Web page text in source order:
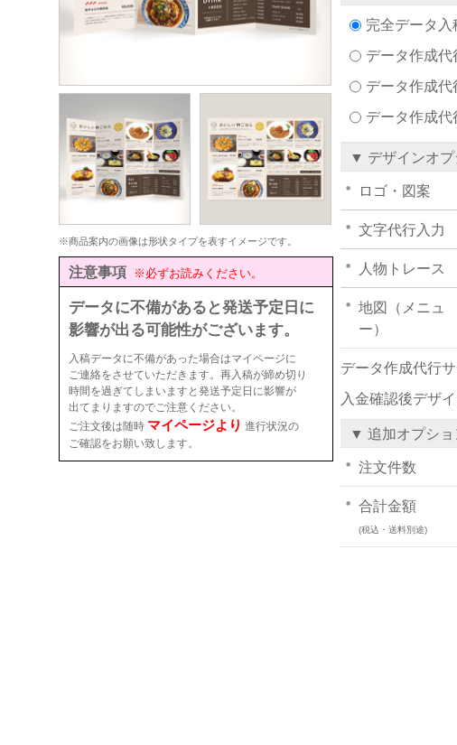
※商品案内の画像は形状タイプを表すイメージです。
注意事項 ※必ずお読みください。
データに不備があると発送予定日に
影響が出る可能性がございます。
入稿データに不備があった場合はマイページに
ご連絡をさせていただきます。再入稿が締め切り
時間を過ぎてしまいますと発送予定日に影響が
出てまりますのでご注意ください。
ご注文後は随時 マイページより 進行状況の
ご確認をお願い致します。
完全データ入
データ作成代
データ作成代
データ作成代
▼ デザインオプ
ロゴ・図案
文字代行入力
人物トレース
地図（メニュ
ー）
データ作成代行
入金確認後デザ
▼ 追加オプショ
注文件数
合計金額
(税込・送料別途)